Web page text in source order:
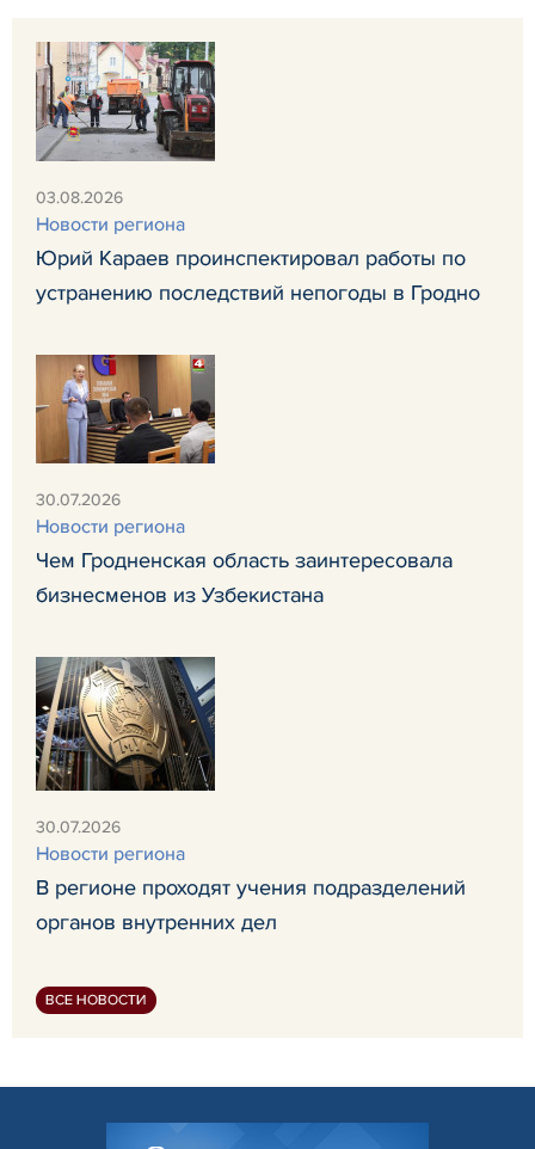
03.08.2026
Новости региона
Юрий Караев проинспектировал работы по
устранению последствий непогоды в Гродно
30.07.2026
Новости региона
Чем Гродненская область заинтересовала
бизнесменов из Узбекистана
30.07.2026
Новости региона
В регионе проходят учения подразделений
органов внутренних дел
ВСЕ НОВОСТИ